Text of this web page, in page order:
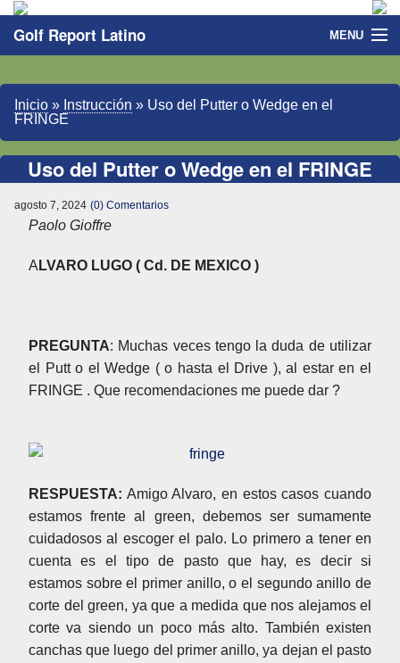
Golf Report Latino MENU
Noticias
Categorias
Inicio » Instrucción » Uso del Putter o Wedge en el
FRINGE
Uso del Putter o Wedge en el FRINGE
agosto 7, 2024 (0) Comentarios
Paolo Gioffre
A LVARO LUGO ( Cd. DE MEXICO )
PREGUNTA: Muchas veces tengo la duda de utilizar
el Putt o el Wedge ( o hasta el Drive ), al estar en el
FRINGE . Que recomendaciones me puede dar ?
RESPUESTA: Amigo Alvaro, en estos casos cuando
estamos frente al green, debemos ser sumamente
cuidadosos al escoger el palo. Lo primero a tener en
cuenta es el tipo de pasto que hay, es decir si
estamos sobre el primer anillo, o el segundo anillo de
corte del green, ya que a medida que nos alejamos el
corte va siendo un poco más alto. También existen
canchas que luego del primer anillo, ya dejan el pasto